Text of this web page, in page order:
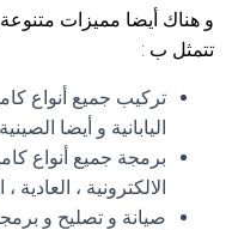
و هناك أيضا مميزات
تتمثل ب :
تركيب جميع أنواع
اليابانية و أيضا
برمجة جميع أنواع
الالكترونية ، العادية
صيانة و تصليح و